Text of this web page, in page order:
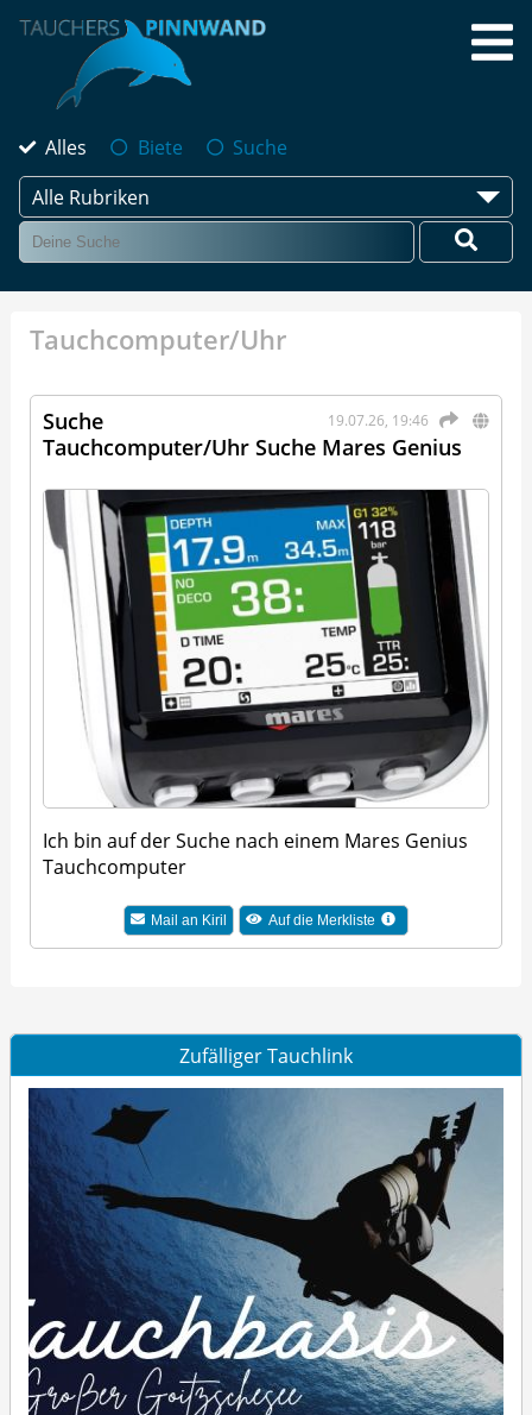
Alles Biete
Suche
Alle Rubriken
Tauchcomputer/Uhr
19.07.26, 19:46
Suche
Tauchcomputer/Uhr Suche Mares Genius
Ich bin auf der Suche nach einem Mares Genius
Tauchcomputer
Mail an Kiril Auf die Merkliste
Zufälliger Tauchlink